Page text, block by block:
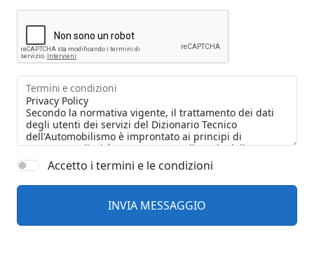
Termini e condizioni
Accetto i termini e le condizioni